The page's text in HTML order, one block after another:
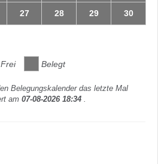
27 28 29 30
Frei Belegt
Belegungskalender das letzte Mal
am 07-08-2026 18:34 .